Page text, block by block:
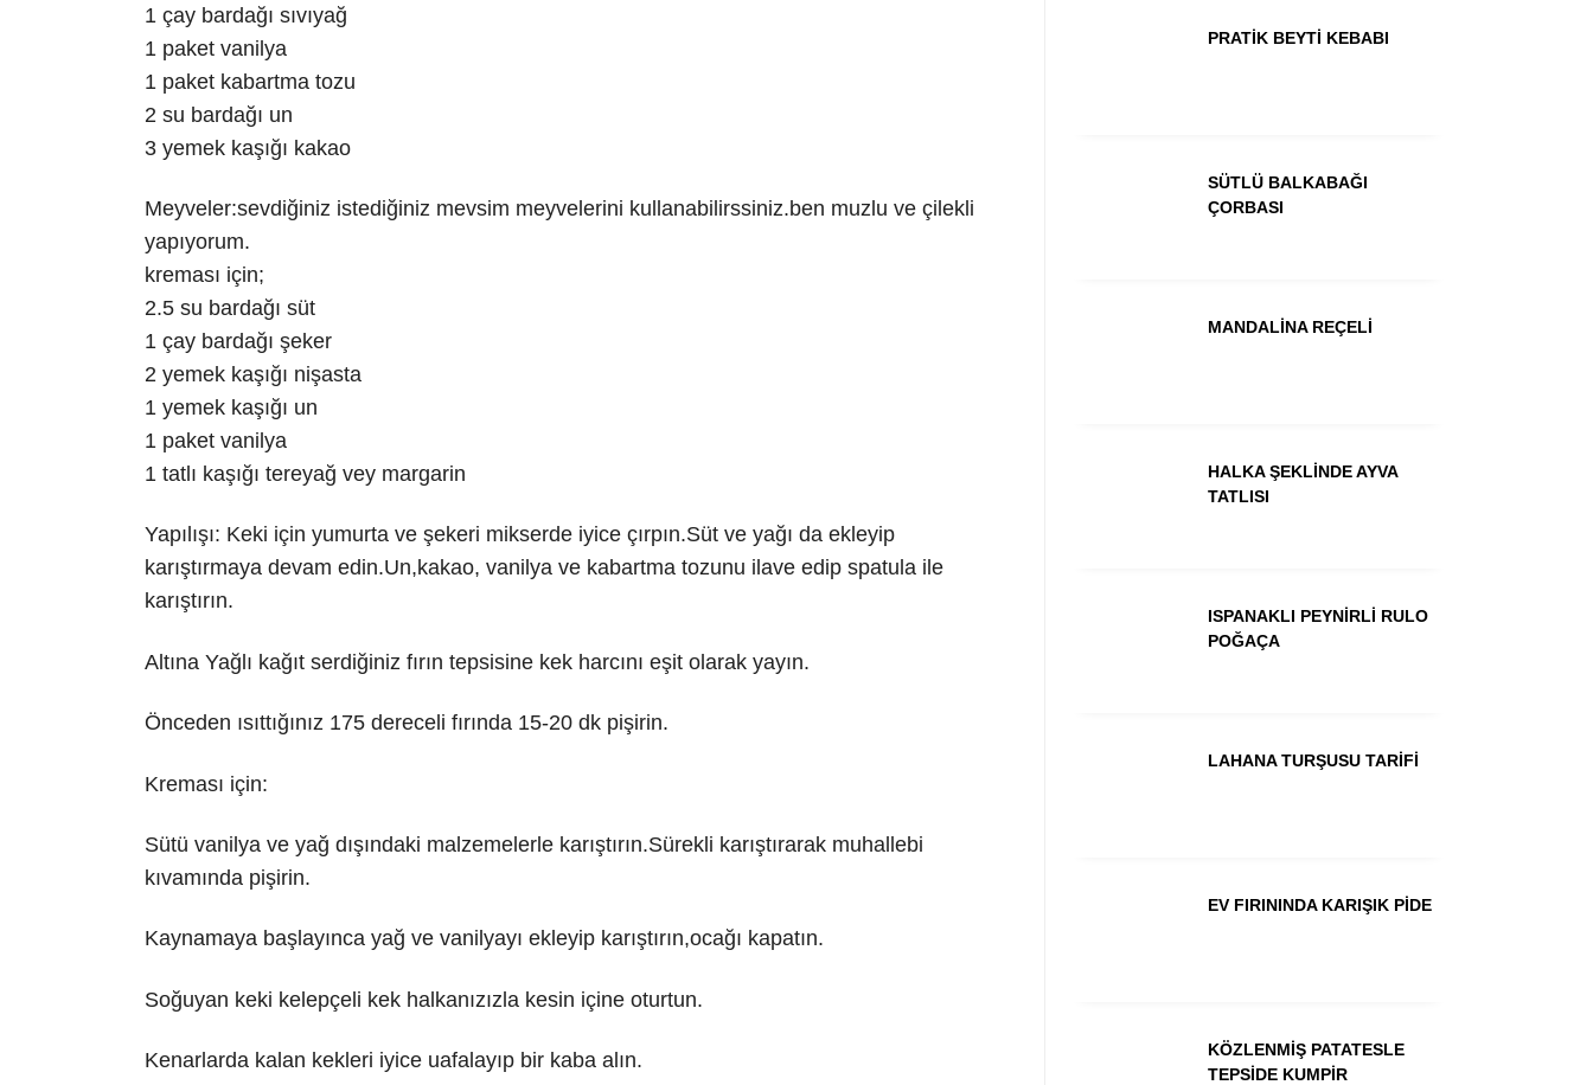
1 çay bardağı sıvıyağ
1 paket vanilya
1 paket kabartma tozu
2 su bardağı un
3 yemek kaşığı kakao
Meyveler:sevdiğiniz istediğiniz mevsim meyvelerini kullanabilirssiniz.ben muzlu ve çilekli
yapıyorum.
kreması için;
2.5 su bardağı süt
1 çay bardağı şeker
2 yemek kaşığı nişasta
1 yemek kaşığı un
1 paket vanilya
1 tatlı kaşığı tereyağ vey margarin
Yapılışı: Keki için yumurta ve şekeri mikserde iyice çırpın.Süt ve yağı da ekleyip
karıştırmaya devam edin.Un,kakao, vanilya ve kabartma tozunu ilave edip spatula ile
karıştırın.
Altına Yağlı kağıt serdiğiniz fırın tepsisine kek harcını eşit olarak yayın.
Önceden ısıttığınız 175 dereceli fırında 15-20 dk pişirin.
Kreması için:
Sütü vanilya ve yağ dışındaki malzemelerle karıştırın.Sürekli karıştırarak muhallebi
kıvamında pişirin.
Kaynamaya başlayınca yağ ve vanilyayı ekleyip karıştırın,ocağı kapatın.
Soğuyan keki kelepçeli kek halkanızızla kesin içine oturtun.
Kenarlarda kalan kekleri iyice uafalayıp bir kaba alın.
PRATİK BEYTİ KEBABI
SÜTLÜ BALKABAĞI
ÇORBASI
MANDALİNA REÇELİ
HALKA ŞEKLİNDE AYVA
TATLISI
ISPANAKLI PEYNİRLİ RULO
POĞAÇA
LAHANA TURŞUSU TARİFİ
EV FIRININDA KARIŞIK PİDE
KÖZLENMİŞ PATATESLE
TEPSİDE KUMPİR